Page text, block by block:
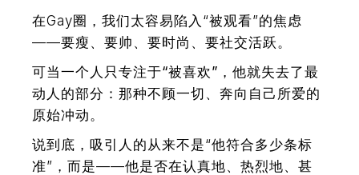
在Gay圈，我们太容易陷入“被观看”的焦虑
——要瘦、要帅、要时尚、要社交活跃。
可当一个人只专注于“被喜欢”，他就失去了最
动人的部分：那种不顾一切、奔向自己所爱的
原始冲动。
说到底，吸引人的从来不是“他符合多少条标
准”，而是——他是否在认真地、热烈地、甚